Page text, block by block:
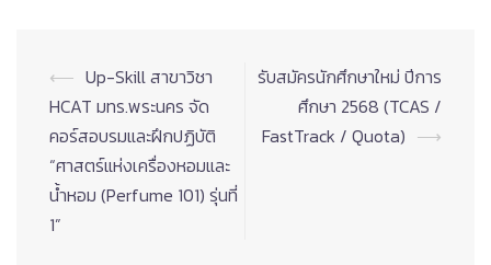
Post
navigation
⟵ Up-Skill สาขาวิชา
HCAT มทร.พระนคร จัด
คอร์สอบรมและฝึกปฏิบัติ
“ศาสตร์แห่งเครื่องหอมและ
น้ำหอม (Perfume 101) รุ่นที่
1”
รับสมัครนักศึกษาใหม่ ปีการ
ศึกษา 2568 (TCAS /
FastTrack / Quota) ⟶